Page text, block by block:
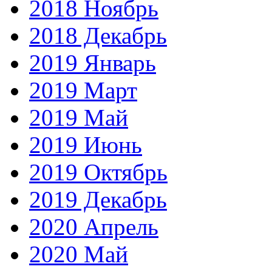
2018 Ноябрь
2018 Декабрь
2019 Январь
2019 Март
2019 Май
2019 Июнь
2019 Октябрь
2019 Декабрь
2020 Апрель
2020 Май